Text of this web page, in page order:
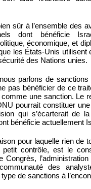
sûr à l’ensemble des
dont bénéficie
économique, et
les États-Unis utilisent
des Nations unies.
parlons de sanctions
pas bénéficier de ce
une sanction. Le
pourrait constituer
qui s’écarterait de
bénéficie actuellement
pour laquelle rien de
contrôle, est le
Congrès,
des
de sanctions à